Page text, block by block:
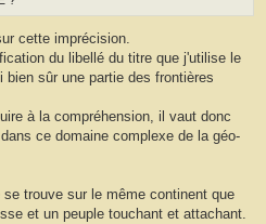
cette imprécision.
du libellé du titre que j'utilise le
sûr une partie des frontières
à la compréhension, il vaut donc
ce domaine complexe de la géo-
trouve sur le même continent que
et un peuple touchant et attachant.